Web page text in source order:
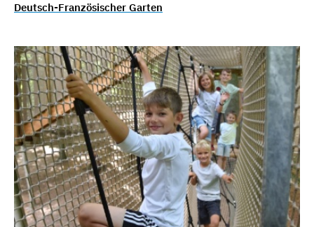
Deutsch-Französischer Garten